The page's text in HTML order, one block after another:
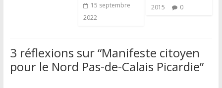
15 septembre
2022
2015
0
3 réflexions sur “Manifeste citoyen
pour le Nord Pas-de-Calais Picardie”